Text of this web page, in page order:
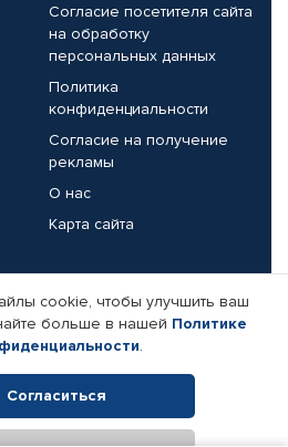
Согласие посетителя сайта
на обработку
персональных данных
Политика
конфиденциальности
Согласие на получение
рекламы
О нас
Карта сайта
Реквизиты компании
cookie, чтобы улучшить ваш
больше в нашей Политике
.
Согласиться